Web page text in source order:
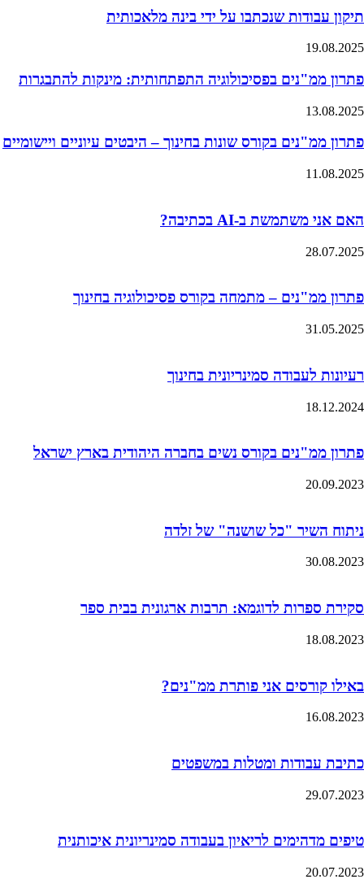
תיקון עבודות שנכתבו על ידי בינה מלאכותית
19.08.2025
פתרון ממ"נים בפסיכולוגיה התפתחותית: מינקות להתבגרות
13.08.2025
פתרון ממ"נים בקורס שונות בחינוך – היבטים עיוניים ויישומיים
11.08.2025
האם אני משתמשת ב-AI בכתיבה?
28.07.2025
פתרון ממ"נים – מתמחה בקורס פסיכולוגיה בחינוך
31.05.2025
רעיונות לעבודה סמינריונית בחינוך
18.12.2024
פתרון ממ"נים בקורס נשים בחברה היהודית בארץ ישראל
20.09.2023
ניתוח השיר "כל שושנה" של זלדה
30.08.2023
סקירת ספרות לדוגמא: תרבות ארגונית בבית ספר
18.08.2023
באילו קורסים אני פותרת ממ"נים?
16.08.2023
כתיבת עבודות ומטלות במשפטים
29.07.2023
טיפים מדהימים לריאיון בעבודה סמינריונית איכותנית
20.07.2023